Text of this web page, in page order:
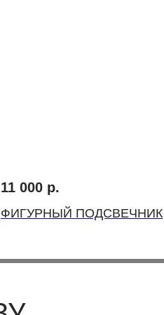
11 000 р.
ФИГУРНЫЙ ПОДСВЕЧНИК